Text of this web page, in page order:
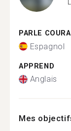
PARLE
Espagnol
APPREND
Anglais
Mes